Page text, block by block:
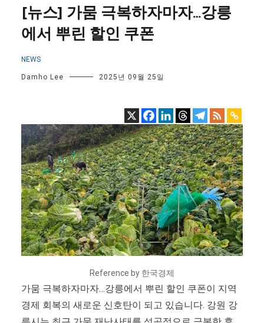
[뉴스] 가뭄 극복하자마자…강릉
에서 뿌린 할인 쿠폰
NEWS
Damho Lee 2025년 09월 25일
Reference by 한국경제
가뭄 극복하자마자…강릉에서 뿌린 할인 쿠폰이 지역
경제 회복의 새로운 신호탄이 되고 있습니다. 강원 강